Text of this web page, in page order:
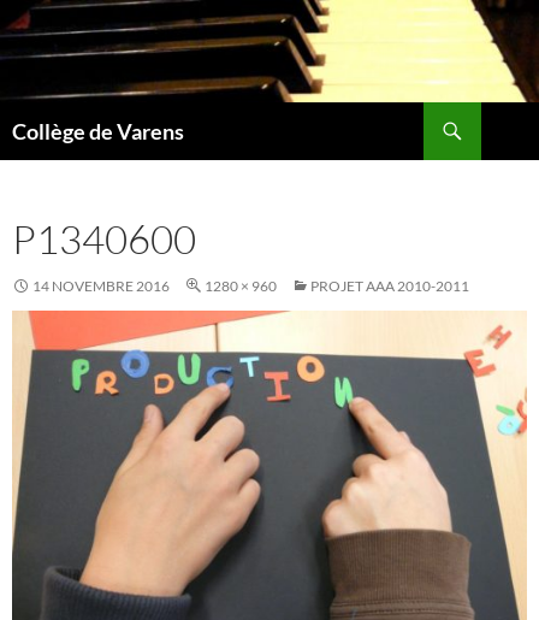
Aller
au
Collège de Varens
P1340600
14 NOVEMBRE 2016 1280 × 960 PROJET AAA 2010-2011